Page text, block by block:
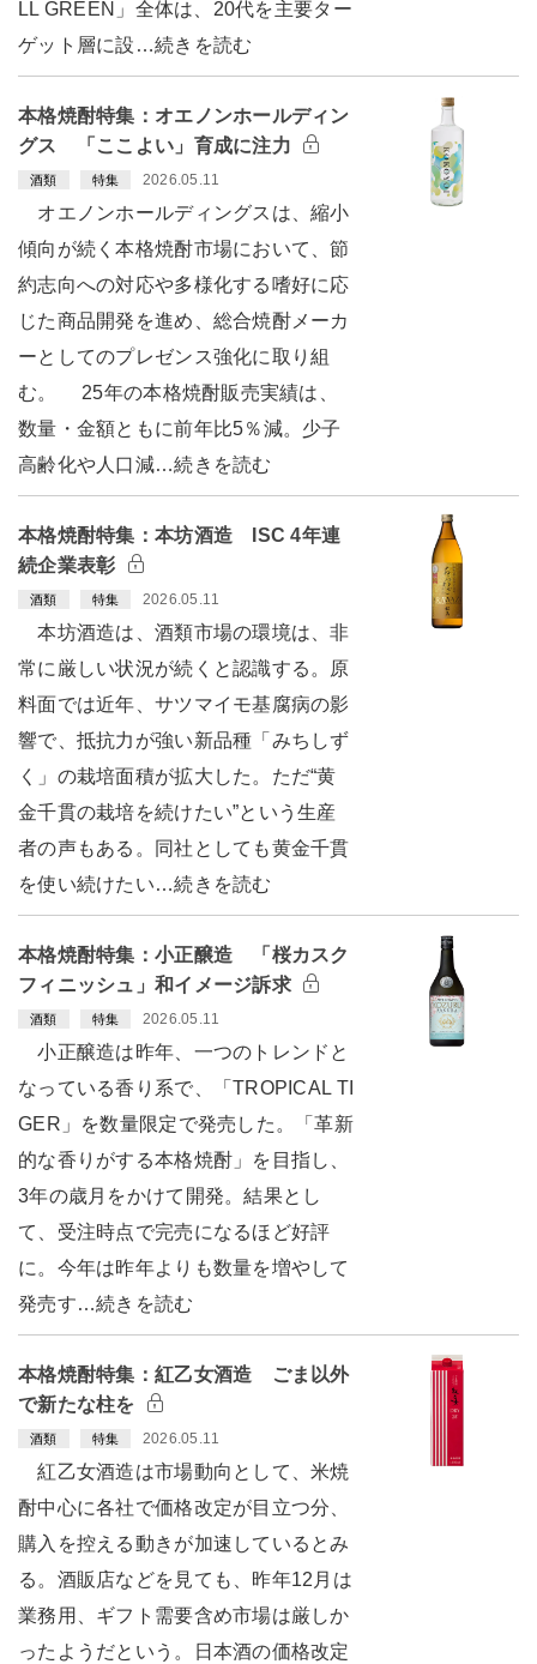
LL GREEN」全体は、20代を主要ター
ゲット層に設…続きを読む
本格焼酎特集：オエノンホールディン
グス 「ここよい」育成に注力
酒類 特集 2026.05.11
オエノンホールディングスは、縮小
傾向が続く本格焼酎市場において、節
約志向への対応や多様化する嗜好に応
じた商品開発を進め、総合焼酎メーカ
ーとしてのプレゼンス強化に取り組
む。 25年の本格焼酎販売実績は、
数量・金額ともに前年比5％減。少子
高齢化や人口減…続きを読む
本格焼酎特集：本坊酒造 ISC 4年連
続企業表彰
酒類 特集 2026.05.11
本坊酒造は、酒類市場の環境は、非
常に厳しい状況が続くと認識する。原
料面では近年、サツマイモ基腐病の影
響で、抵抗力が強い新品種「みちしず
く」の栽培面積が拡大した。ただ“黄
金千貫の栽培を続けたい”という生産
者の声もある。同社としても黄金千貫
を使い続けたい…続きを読む
本格焼酎特集：小正醸造 「桜カスク
フィニッシュ」和イメージ訴求
酒類 特集 2026.05.11
小正醸造は昨年、一つのトレンドと
なっている香り系で、「TROPICAL TI
GER」を数量限定で発売した。「革新
的な香りがする本格焼酎」を目指し、
3年の歳月をかけて開発。結果とし
て、受注時点で完売になるほど好評
に。今年は昨年よりも数量を増やして
発売す…続きを読む
本格焼酎特集：紅乙女酒造 ごま以外
で新たな柱を
酒類 特集 2026.05.11
紅乙女酒造は市場動向として、米焼
酎中心に各社で価格改定が目立つ分、
購入を控える動きが加速しているとみ
る。酒販店などを見ても、昨年12月は
業務用、ギフト需要含め市場は厳しか
ったようだという。日本酒の価格改定